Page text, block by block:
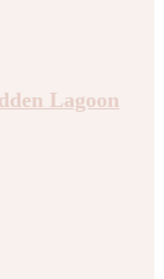
Lagoon